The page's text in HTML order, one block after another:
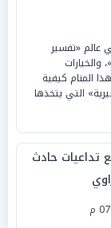
عالم «تفسير
والخيارات
المنام كيفية
التي يتخذها
تداعيات حادث